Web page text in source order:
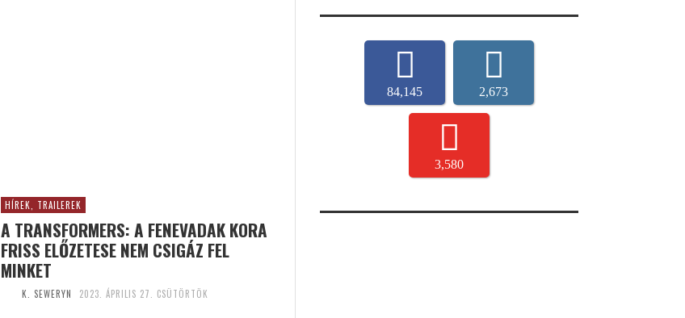
HÍREK, TRAILEREK
A TRANSFORMERS: A FENEVADAK KORA
FRISS ELŐZETESE NEM CSIGÁZ FEL
MINKET
K. SEWERYN 2023. ÁPRILIS 27. CSÜTÖRTÖK
84,145 2,673
3,580